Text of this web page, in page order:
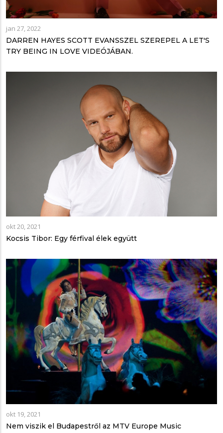
jan 27, 2022
DARREN HAYES SCOTT EVANSSZEL SZEREPEL A LET'S
TRY BEING IN LOVE VIDEÓJÁBAN.
okt 20, 2021
Kocsis Tibor: Egy férfival élek együtt
okt 19, 2021
Nem viszik el Budapestről az MTV Europe Music